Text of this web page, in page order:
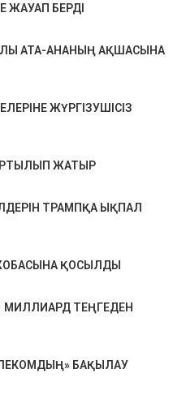
ЖАУАП БЕРДІ
АТА-АНАНЫҢ АҚШАСЫНА
ЖҮРГІЗУШІСІЗ
ЖАТЫР
ТРАМПҚА ЫҚПАЛ
ЖОБАСЫНА ҚОСЫЛДЫ
ТЕҢГЕДЕН
БАҚЫЛАУ